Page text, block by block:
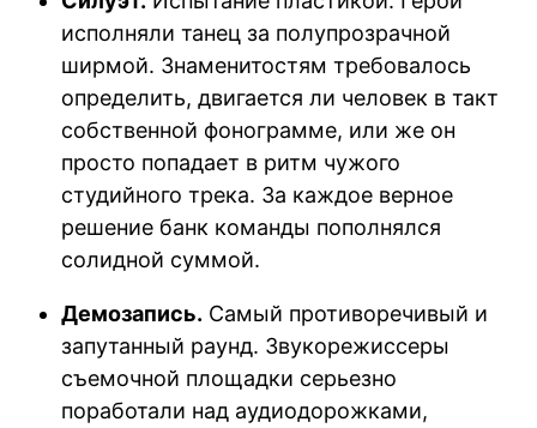
исполняли танец за полупрозрачной
ширмой. Знаменитостям требовалось
определить, двигается ли человек в такт
собственной фонограмме, или же он
просто попадает в ритм чужого
студийного трека. За каждое верное
решение банк команды пополнялся
солидной суммой.
Демозапись. Самый противоречивый и
запутанный раунд. Звукорежиссеры
съемочной площадки серьезно
поработали над аудиодорожками,